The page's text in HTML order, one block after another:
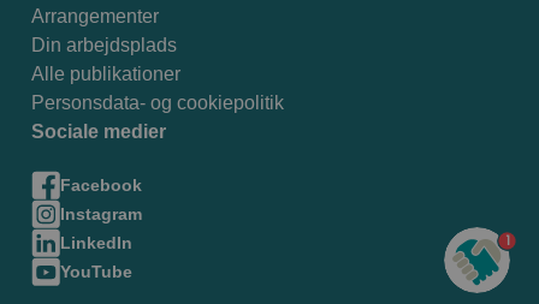
Arrangementer
Din arbejdsplads
Alle publikationer
Personsdata- og cookiepolitik
Sociale medier
Facebook
Instagram
LinkedIn
YouTube
1